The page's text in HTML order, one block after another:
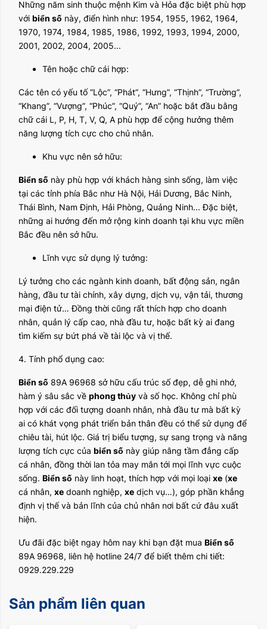
Những năm sinh thuộc mệnh Kim và Hỏa đặc biệt phù hợp
với biển số này, điển hình như: 1954, 1955, 1962, 1964,
1970, 1974, 1984, 1985, 1986, 1992, 1993, 1994, 2000,
2001, 2002, 2004, 2005...
Tên hoặc chữ cái hợp:
Các tên có yếu tố “Lộc”, “Phát”, “Hưng”, “Thịnh”, “Trường”,
“Khang”, “Vượng”, “Phúc”, “Quý”, “An” hoặc bắt đầu bằng
chữ cái L, P, H, T, V, Q, A phù hợp để cộng hưởng thêm
năng lượng tích cực cho chủ nhân.
Khu vực nên sở hữu:
Biển số này phù hợp với khách hàng sinh sống, làm việc
tại các tỉnh phía Bắc như Hà Nội, Hải Dương, Bắc Ninh,
Thái Bình, Nam Định, Hải Phòng, Quảng Ninh... Đặc biệt,
những ai hướng đến mở rộng kinh doanh tại khu vực miền
Bắc đều nên sở hữu.
Lĩnh vực sử dụng lý tưởng:
Lý tưởng cho các ngành kinh doanh, bất động sản, ngân
hàng, đầu tư tài chính, xây dựng, dịch vụ, vận tải, thương
mại điện tử… Đồng thời cũng rất thích hợp cho doanh
nhân, quản lý cấp cao, nhà đầu tư, hoặc bất kỳ ai đang
tìm kiếm sự bứt phá về tài lộc và vị thế.
4. Tính phổ dụng cao:
Biển số 89A 96968 sở hữu cấu trúc số đẹp, dễ ghi nhớ,
hàm ý sâu sắc về phong thủy và số học. Không chỉ phù
hợp với các đối tượng doanh nhân, nhà đầu tư mà bất kỳ
ai có khát vọng phát triển bản thân đều có thể sử dụng để
chiêu tài, hút lộc. Giá trị biểu tượng, sự sang trọng và năng
lượng tích cực của biển số này giúp nâng tầm đẳng cấp
cá nhân, đồng thời lan tỏa may mắn tới mọi lĩnh vực cuộc
sống. Biển số này linh hoạt, thích hợp với mọi loại xe (xe
cá nhân, xe doanh nghiệp, xe dịch vụ…), góp phần khẳng
định vị thế và bản lĩnh của chủ nhân nơi bất cứ đâu xuất
hiện.
Ưu đãi đặc biệt ngay hôm nay khi bạn đặt mua Biển số
89A 96968, liên hệ hotline 24/7 để biết thêm chi tiết:
0929.229.229
Sản phẩm liên quan